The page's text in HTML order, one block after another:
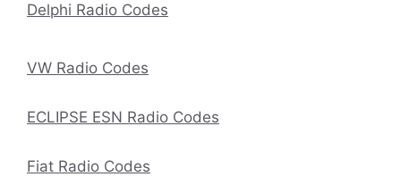
Delphi Radio Codes
VW Radio Codes
ECLIPSE ESN Radio Codes
Fiat Radio Codes